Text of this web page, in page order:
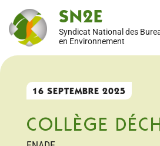
SN2E
Syndicat National des
en Environnement
16 SEPTEMBRE 2025
COLLÈGE